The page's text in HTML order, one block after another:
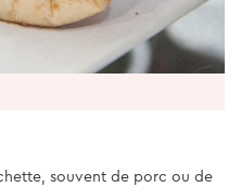
souvent de porc ou de